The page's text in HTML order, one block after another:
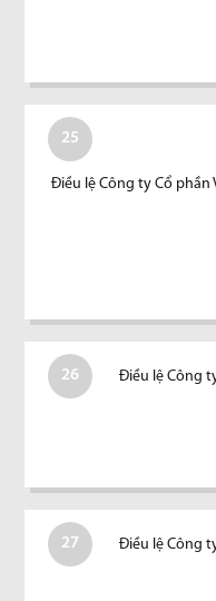
25
Điều lệ Công ty Cổ phần
26 Điều lệ Công
27 Điều lệ Công